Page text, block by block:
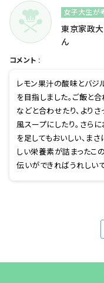
女子大生が
東京家政
ん
コメント :
レモン果汁の酸味とバジ
を目指しました。ご飯と
などと合わせたり、より
風スープにしたり。さら
を足してもおいしい、ま
しい栄養素が詰まったこ
伝いができればうれしいで